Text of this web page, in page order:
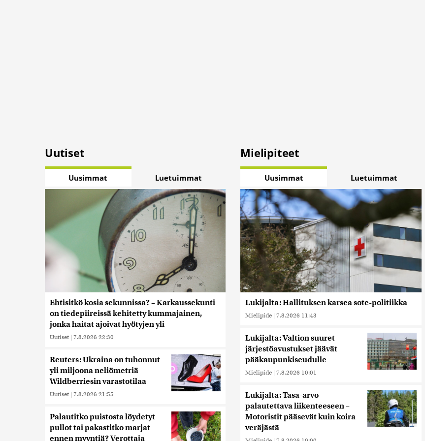
Uutiset
Uusimmat Luetuimmat
Ehtisitkö kosia sekunnissa? – Karkaussekunti
on tiedepiireissä kehitetty kummajainen,
jonka haitat ajoivat hyötyjen yli
Uutiset | 7.8.2026 22:30
Reuters: Ukraina on tuhonnut
yli miljoona neliömetriä
Wildberriesin varastotilaa
Uutiset | 7.8.2026 21:55
Palautitko puistosta löydetyt
pullot tai pakastitko marjat
ennen myyntiä? Verottaja
Mielipiteet
Uusimmat Luetuimmat
Lukijalta: Hallituksen karsea sote-politiikka
Mielipide | 7.8.2026 11:43
Lukijalta: Valtion suuret
järjestöavustukset jäävät
pääkaupunkiseudulle
Mielipide | 7.8.2026 10:01
Lukijalta: Tasa-arvo
palautettava liikenteeseen –
Motoristit pääsevät kuin koira
veräjästä